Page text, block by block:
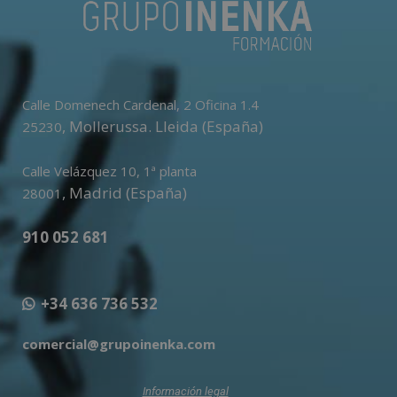
Calle Domenech Cardenal, 2 Oficina 1.4
25230, Mollerussa. Lleida (España)
Calle Velázquez 10, 1ª planta
28001, Madrid (España)
910 052 681
+34 636 736 532
comercial@grupoinenka.com
Información legal